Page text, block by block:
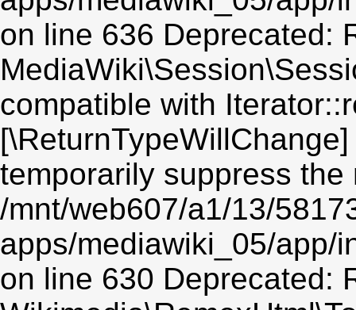
on line 636 Deprecated:
compatible with
temporarily suppress the
/mnt/web607/a1/13/
apps/mediawiki_05/app/
on line 630 Deprecated: